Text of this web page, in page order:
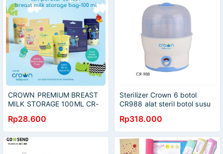
CROWN PREMIUM BREAST
MILK STORAGE 100ML CR-
Rp28.600
Sterilizer Crown 6 botol
CR988 alat steril botol susu
Rp318.000